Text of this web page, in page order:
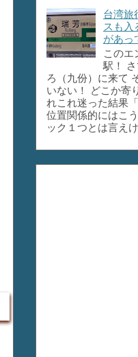
台湾旅
スも入
があっ
このエ
駅！
ろ（九份）に来て
いない！ どこか寄
れこれ迷った結果
位置関係的にはこ
ック１つとは言え